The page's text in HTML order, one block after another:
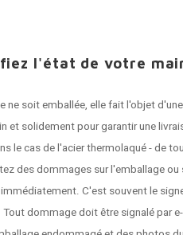
l'état de votre
ne soit emballée, elle fait l'objet
et solidement pour garantir une
le cas de l'acier thermolaqué - de
des dommages sur l'emballage
C'est souvent le
dommage doit être signalé par